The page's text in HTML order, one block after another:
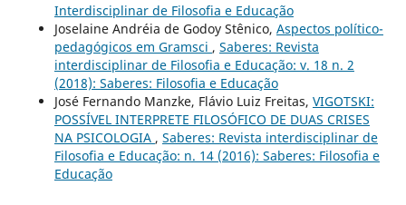
Interdisciplinar de Filosofia e Educação
Joselaine Andréia de Godoy Stênico, Aspectos político-
pedagógicos em Gramsci , Saberes: Revista
interdisciplinar de Filosofia e Educação: v. 18 n. 2
(2018): Saberes: Filosofia e Educação
José Fernando Manzke, Flávio Luiz Freitas, VIGOTSKI:
POSSÍVEL INTERPRETE FILOSÓFICO DE DUAS CRISES
NA PSICOLOGIA , Saberes: Revista interdisciplinar de
Filosofia e Educação: n. 14 (2016): Saberes: Filosofia e
Educação